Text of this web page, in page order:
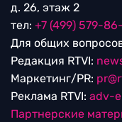
д. 26, этаж 2
тел: +7 (499) 579-
Для общих
Редакция RTVI:
Маркетинг/PR:
Реклама RTVI: adv-
Партнерские